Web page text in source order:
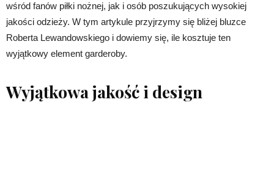
wśród fanów piłki nożnej, jak i osób poszukujących wysokiej
jakości odzieży. W tym artykule przyjrzymy się bliżej bluzce
Roberta Lewandowskiego i dowiemy się, ile kosztuje ten
wyjątkowy element garderoby.
Wyjątkowa jakość i design